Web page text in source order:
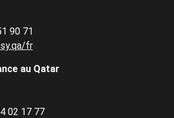
90 71
fr
au Qatar
02 17 77